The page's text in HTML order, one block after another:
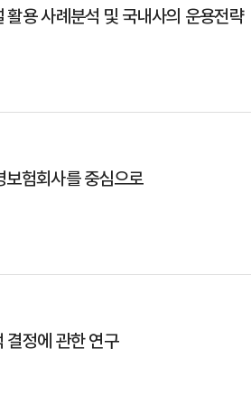
을 전공한 성주호박사의 主導的인 勞苦가 녹
究팀장은 硏究進行過程에서 많은 助言을 아
과에 대해 未備한 점을 지적해 준 이명주 保險
Schemes)
Pension Schemes)
류
Pension Schemes)
Pension Schemes)
Pension Schemes;DB)
備
제도적 장치마련 등 金融制度의 安定化에 중점
和는 1994년 10월 미일보험협상의 합의에
목표로 한 전반적인 금융개혁틀하에서 보험개
부터 1년간의 협의를 통해 1996년 12월 15일
강구
경
회사의 대응전략 사례연구
용 사례분석 및 국내사의 운용전략
폐쇄에 따른 소비자 불안심리의 확산과 소
뿐만 아니라 一連의 市場開放措置와 生·損保
험회사는 물론 타금융권과의 경쟁도 갈수
전통적인 판매조직에 지나치게 의존하고 있는
·制度的 課題와 國內 保險會社의 運用戰略을
공정한 效率性競爭을 유도할 필요가 있으
이다.
연구팀장과 鄭榮喆 책임연구원 및 韓星眞 연
보험회사를 중심으로
결정에 관한 연구